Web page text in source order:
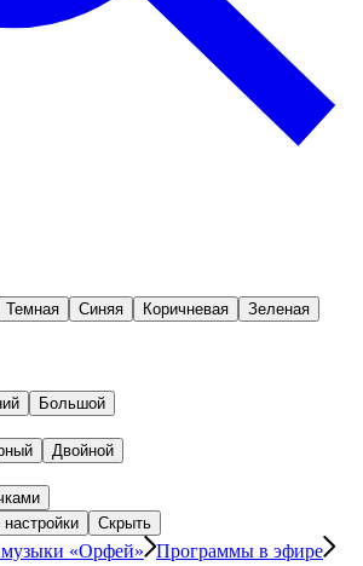
Темная Синяя Коричневая Зеленая
Большой
Двойной
Скрыть
музыки «Орфей»
Программы в эфире